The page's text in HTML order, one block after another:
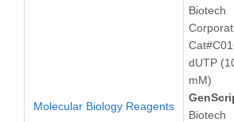
Molecular Biology Reagents
Biotech
dUTP
mM)
Biotech